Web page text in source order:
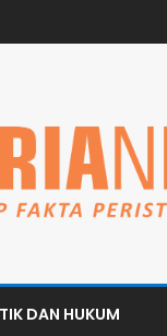
DAN HUKUM